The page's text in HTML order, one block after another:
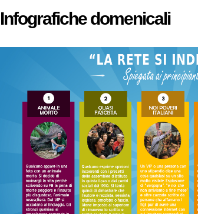
Infografiche domenicali